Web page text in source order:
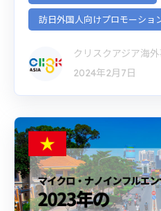
訪日外国人向けプロモーショ
クリスクアジア海
2024年2月7日